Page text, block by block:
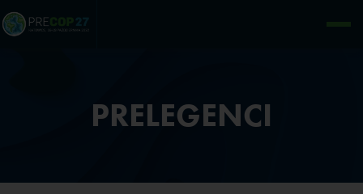
PRELEGENCI